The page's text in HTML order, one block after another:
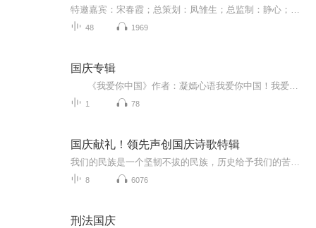
48 1969
国庆专辑
1 78
国庆献礼！领先声创国庆诗歌特辑
8 6076
刑法国庆